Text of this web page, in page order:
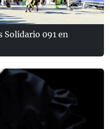
Solidario 091 en